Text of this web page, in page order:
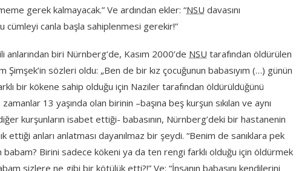
gerek kalmayacak.” Ve ardından ekler: “NSU davasını
cümleyi canla başla sahiplenmesi gerekir!”
anlarından biri Nürnberg’de, Kasım 2000’de NSU tarafından öldürülen
Şimşek’in sözleri oldu: „Ben de bir kız çocuğunun babasıyım (…) günün
bir kökene sahip olduğu için Naziler tarafından öldürüldüğünü
13 yaşında olan birinin –başına beş kurşun sıkılan ve aynı
kurşunların isabet ettiği- babasının, Nürnberg’deki bir hastanenin
ettiği anları anlatması dayanılmaz bir şeydi. “Benim de sanıklara pek
Birini sadece kökeni ya da ten rengi farklı olduğu için öldürmek
sizlere ne gibi bir kötülük etti?!” Ve: “İnsanın babasını kendilerini